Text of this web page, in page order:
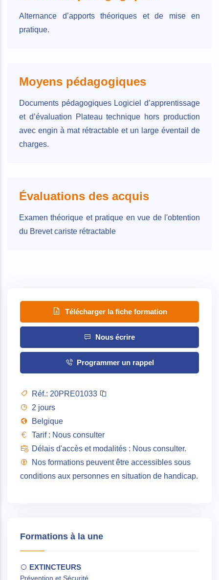
Alternance d’apports théoriques et de mise en
pratique.
Moyens pédagogiques
Documents pédagogiques Logiciel d’apprentissage
et d’évaluation Plateau technique hors production
avec engin à mat rétractable et un large éventail de
charges.
Évaluations des acquis
Examen théorique et pratique en vue de l'obtention
du Brevet cariste rétractable
Télécharger la fiche formation
Nous écrire
Programmer un rappel
Réf.: 20PRE01033
2 jours
Belgique
Tarif : Nous consulter
Délais d'accès et modalités : Nous consulter.
Nos formations peuvent être accessibles sous
conditions aux personnes en situation de handicap.
Formations à la une
EXTINCTEURS
Prévention et Sécurité